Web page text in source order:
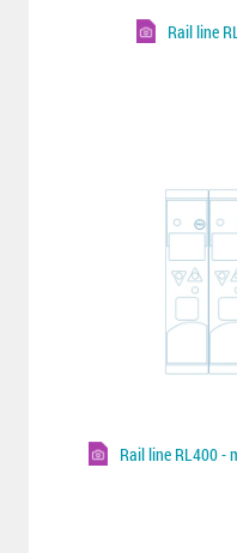
Rail line
Rail line RL400 -